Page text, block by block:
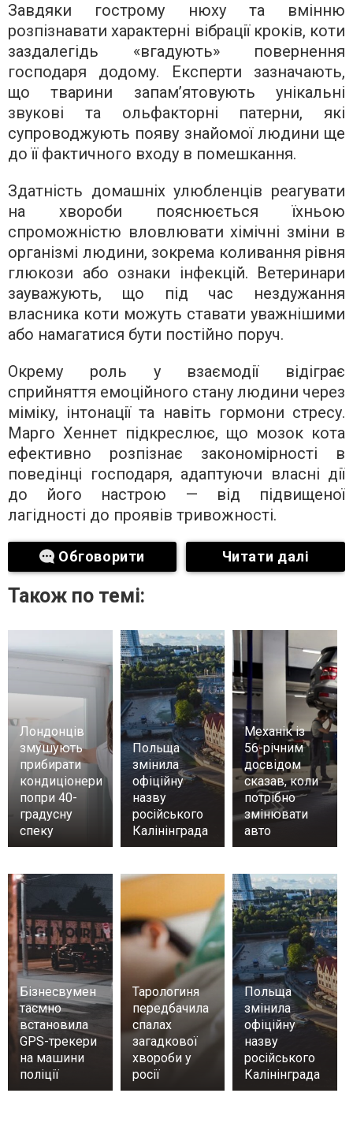
Завдяки гострому нюху та вмінню
розпізнавати характерні вібрації кроків, коти
заздалегідь «вгадують» повернення
господаря додому. Експерти зазначають,
що тварини запам’ятовують унікальні
звукові та ольфакторні патерни, які
супроводжують появу знайомої людини ще
до її фактичного входу в помешкання.
Здатність домашніх улюбленців реагувати
на хвороби пояснюється їхньою
спроможністю вловлювати хімічні зміни в
організмі людини, зокрема коливання рівня
глюкози або ознаки інфекцій. Ветеринари
зауважують, що під час нездужання
власника коти можуть ставати уважнішими
або намагатися бути постійно поруч.
Окрему роль у взаємодії відіграє
сприйняття емоційного стану людини через
міміку, інтонації та навіть гормони стресу.
Марго Хеннет підкреслює, що мозок кота
ефективно розпізнає закономірності в
поведінці господаря, адаптуючи власні дії
до його настрою — від підвищеної
лагідності до проявів тривожності.
Обговорити Читати далі
Також по темі:
Лондонців
змушують
прибирати
кондиціонери
попри 40-
градусну
спеку
Польща
змінила
офіційну
назву
російського
Калінінграда
Механік із
56-річним
досвідом
сказав, коли
потрібно
змінювати
авто
Бізнесвумен
таємно
встановила
GPS-трекери
на машини
поліції
Тарологиня
передбачила
спалах
загадкової
хвороби у
росії
Польща
змінила
офіційну
назву
російського
Калінінграда